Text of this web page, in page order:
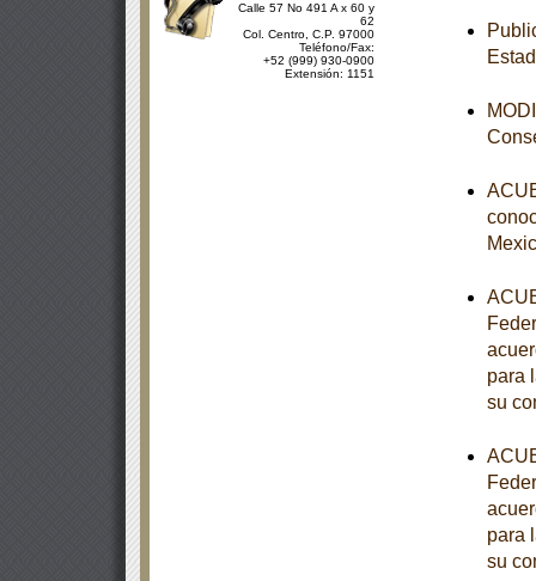
Calle 57 No 491 A x 60 y
62
Col. Centro, C.P. 97000
Teléfono/Fax:
+52 (999) 930-0900
Extensión: 1151
para
su
para
su